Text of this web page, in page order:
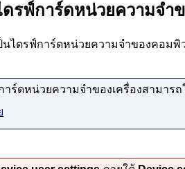
รฟ์การ์ดหน่วยความจำ
นไดรฟ์การ์ดหน่วยความจำของคอมพิ
าร์ดหน่วยความจำของเครื่องสามารถ